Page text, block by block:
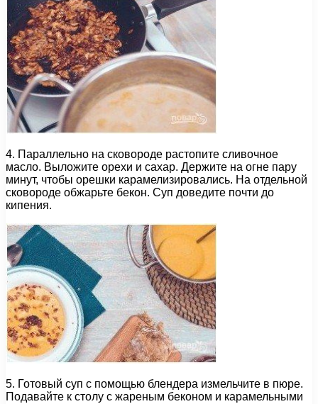
4. Параллельно на сковороде растопите сливочное
масло. Выложите орехи и сахар. Держите на огне пару
минут, чтобы орешки карамелизировались. На отдельной
сковороде обжарьте бекон. Суп доведите почти до
кипения.
5. Готовый суп с помощью блендера измельчите в пюре.
Подавайте к столу с жареным беконом и карамельными